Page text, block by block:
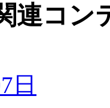
連コン
日